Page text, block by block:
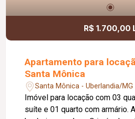
R$ 1.700,00
Apartamento para
Santa Mônica
Santa Mônica - Uberlandia/MG
Imóvel para locação com 03
suíte e 01 quarto com armário.